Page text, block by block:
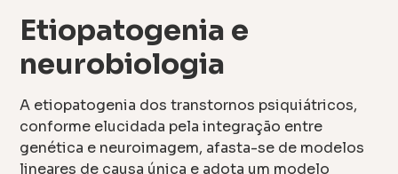
Etiopatogenia e
neurobiologia
A etiopatogenia dos transtornos psiquiátricos,
conforme elucidada pela integração entre
genética e neuroimagem, afasta-se de modelos
lineares de causa única e adota um modelo